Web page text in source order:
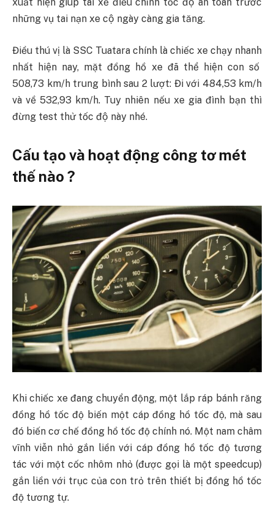
xuất hiện giúp tài xế điều chỉnh tốc độ an toàn trước
những vụ tai nạn xe cộ ngày càng gia tăng.
Điều thú vị là SSC Tuatara chính là chiếc xe chạy nhanh
nhất hiện nay, mặt đồng hồ xe đã thể hiện con số
508,73 km/h trung bình sau 2 lượt: Đi với 484,53 km/h
và về 532,93 km/h. Tuy nhiên nếu xe gia đình bạn thì
đừng test thử tốc độ này nhé.
Cấu tạo và hoạt động công tơ mét
thế nào ?
Khi chiếc xe đang chuyển động, một lắp ráp bánh răng
đồng hồ tốc độ biến một cáp đồng hồ tốc độ, mà sau
đó biến cơ chế đồng hồ tốc độ chính nó. Một nam châm
vĩnh viễn nhỏ gắn liền với cáp đồng hồ tốc độ tương
tác với một cốc nhôm nhỏ (được gọi là một speedcup)
gắn liền với trục của con trỏ trên thiết bị đồng hồ tốc
độ tương tự.